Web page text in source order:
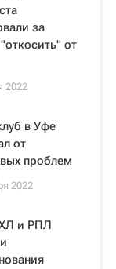
за
от
2022
в Уфе
от
проблем
2022
и РПЛ